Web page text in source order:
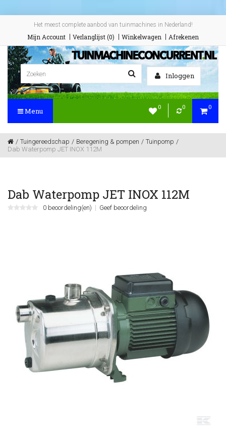
Het meest complete aanbod van tuinmachines in Nederland!
Mijn Account Verlanglijst (0) Winkelwagen Afrekenen
Inloggen
0 0 0
Menu
Tuingereedschap Beregening & pompen
Tuinpomp
Dab Waterpomp JET INOX 112M
Dab Waterpomp JET INOX 112M
0 beoordeling(en) Geef beoordeling